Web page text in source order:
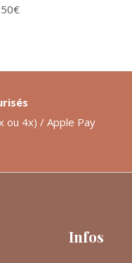
€
Infos
ou 4x) / Apple Pay